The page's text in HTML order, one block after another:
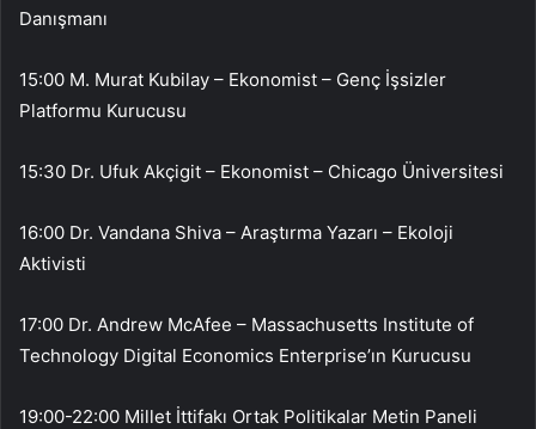
Danışmanı
15:00 M. Murat Kubilay – Ekonomist – Genç İşsizler
Platformu Kurucusu
15:30 Dr. Ufuk Akçigit – Ekonomist – Chicago Üniversitesi
16:00 Dr. Vandana Shiva – Araştırma Yazarı – Ekoloji
Aktivisti
17:00 Dr. Andrew McAfee – Massachusetts Institute of
Technology Digital Economics Enterprise’ın Kurucusu
19:00-22:00 Millet İttifakı Ortak Politikalar Metin Paneli